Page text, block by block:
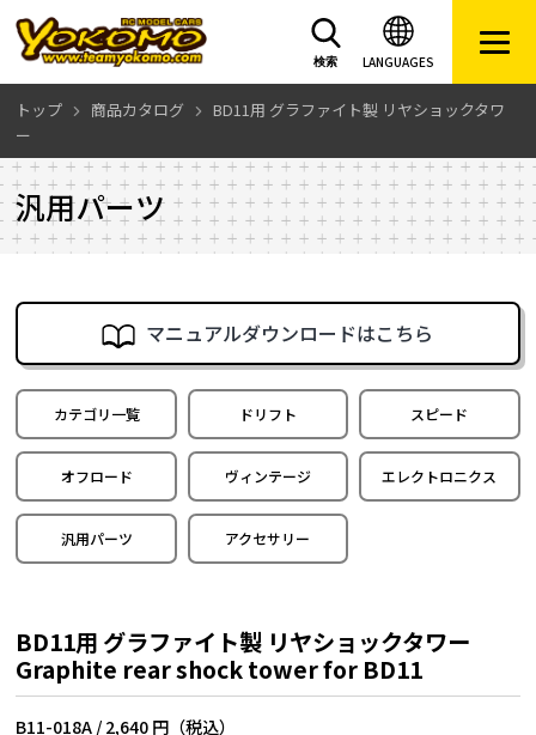
LANGUAGES
検索
トップ 商品カタログ
BD11用 グラファイト製 リヤショックタワ
ー
汎用パーツ
マニュアルダウンロードはこちら
カテゴリ一覧 ドリフト スピード
オフロード ヴィンテージ エレクトロニクス
汎用パーツ アクセサリー
BD11用 グラファイト製 リヤショックタワー
Graphite rear shock tower for BD11
B11-018A / 2,640 円（税込）